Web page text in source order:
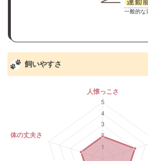
一般的な
飼いやすさ